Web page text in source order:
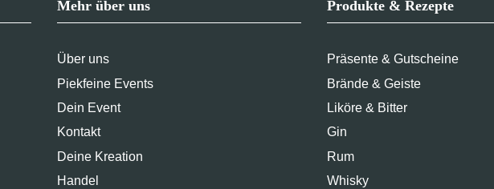
Mehr über uns
Über uns
Piekfeine Events
Dein Event
Kontakt
Deine Kreation
Handel
Produkte & Rezepte
Präsente & Gutscheine
Brände & Geiste
Liköre & Bitter
Gin
Rum
Whisky